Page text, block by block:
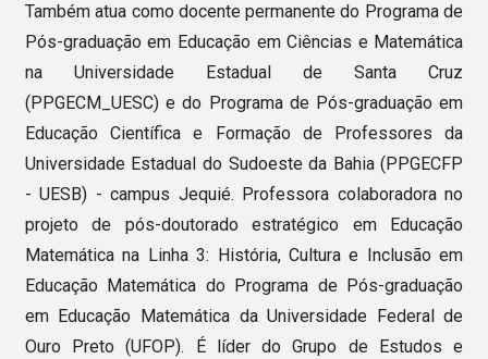
Também atua como docente permanente do Programa de
Pós-graduação em Educação em Ciências e Matemática
na Universidade Estadual de Santa Cruz
(PPGECM_UESC) e do Programa de Pós-graduação em
Educação Científica e Formação de Professores da
Universidade Estadual do Sudoeste da Bahia (PPGECFP
- UESB) - campus Jequié. Professora colaboradora no
projeto de pós-doutorado estratégico em Educação
Matemática na Linha 3: História, Cultura e Inclusão em
Educação Matemática do Programa de Pós-graduação
em Educação Matemática da Universidade Federal de
Ouro Preto (UFOP). É líder do Grupo de Estudos e